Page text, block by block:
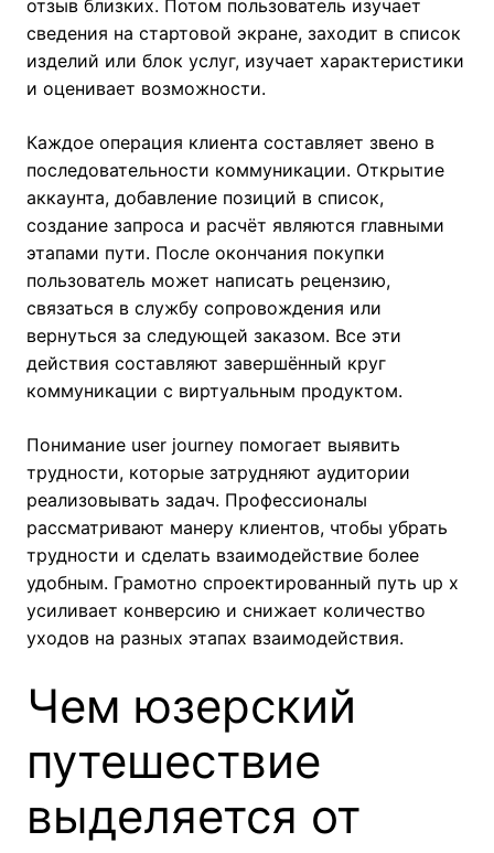
отзыв близких. Потом пользователь изучает
сведения на стартовой экране, заходит в список
изделий или блок услуг, изучает характеристики
и оценивает возможности.
Каждое операция клиента составляет звено в
последовательности коммуникации. Открытие
аккаунта, добавление позиций в список,
создание запроса и расчёт являются главными
этапами пути. После окончания покупки
пользователь может написать рецензию,
связаться в службу сопровождения или
вернуться за следующей заказом. Все эти
действия составляют завершённый круг
коммуникации с виртуальным продуктом.
Понимание user journey помогает выявить
трудности, которые затрудняют аудитории
реализовывать задач. Профессионалы
рассматривают манеру клиентов, чтобы убрать
трудности и сделать взаимодействие более
удобным. Грамотно спроектированный путь up x
усиливает конверсию и снижает количество
уходов на разных этапах взаимодействия.
Чем юзерский
путешествие
выделяется от